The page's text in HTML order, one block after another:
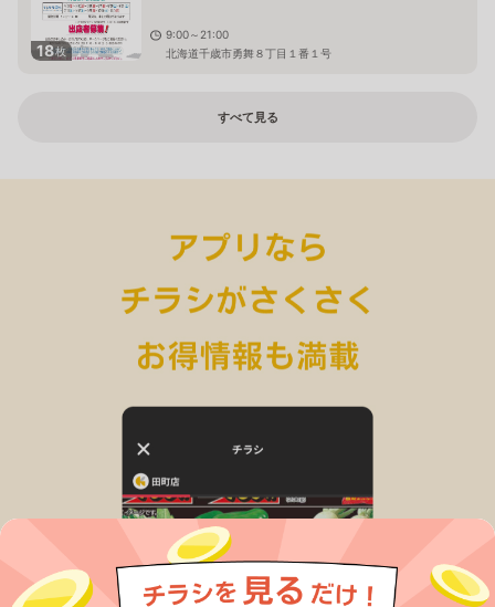
18枚
9:00～21:00
北海道千歳市勇舞８丁目１番１号
すべて見る